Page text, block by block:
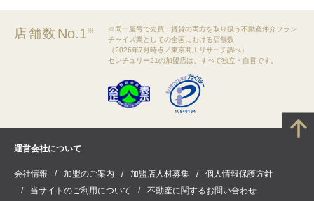
店舗数 No.1※
※同一屋号で売買・賃貸の両方を取り扱う不動産仲介フラン
チャイズ業としての全国における店舗数
（2026年7月時点／東京商工リサーチ調べ）
センチュリー21の加盟店は、すべて独立・自営です。
運営会社について
会社情報 加盟のご案内 加盟店人材募集
個人情報保護方針
当サイトのご利用について
不動産に関するお問い合わせ